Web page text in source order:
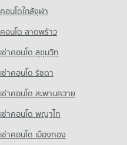
คอนโดใกล้จุฬา
คอนโด ลาดพร้าว
เช่าคอนโด สุขุมวิท
เช่าคอนโด รัชดา
เช่าคอนโด สะพานควาย
เช่าคอนโด พญาไท
เช่าคอนโด เมืองทอง